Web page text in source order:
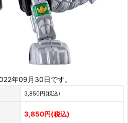
年09月30日です。
3,850円(税込)
3,850円(税込)